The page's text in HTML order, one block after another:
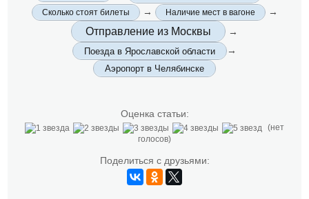
Сколько стоят билеты → Наличие мест в вагоне →
Отправление из Москвы →
Поезда в Ярославской области →
Аэропорт в Челябинске
Оценка статьи:
(нет
голосов)
Поделиться с друзьями: